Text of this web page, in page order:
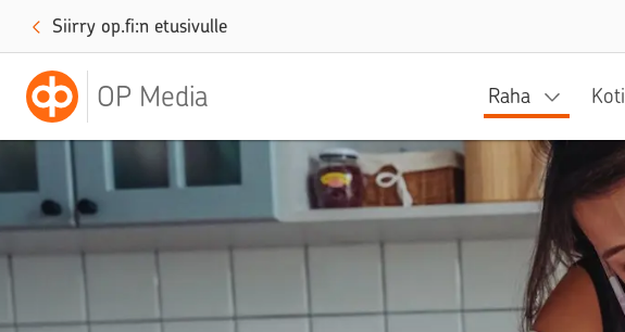
Siirry op.fi:n etusivulle
OP Media Raha Koti